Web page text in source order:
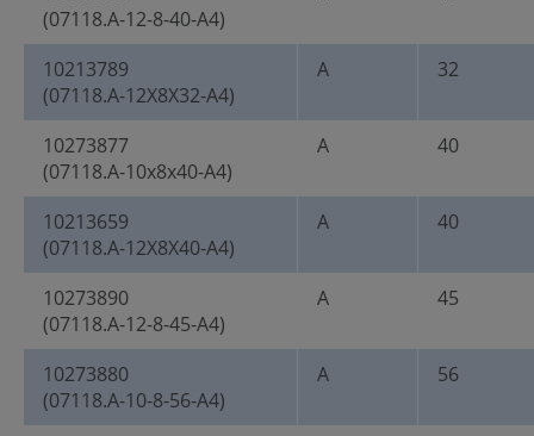
(07118.A-12-8-40-A4)
10213789
(07118.A-12X8X32-A4)
A 32
10273877
(07118.A-10x8x40-A4)
A 40
10213659
(07118.A-12X8X40-A4)
A 40
10273890
(07118.A-12-8-45-A4)
A 45
10273880
(07118.A-10-8-56-A4)
A 56